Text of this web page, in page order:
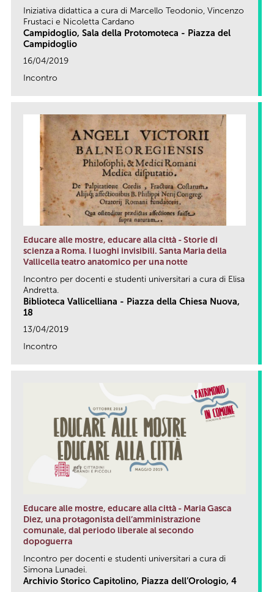
Iniziativa didattica a cura di Marcello Teodonio, Vincenzo
Frustaci e Nicoletta Cardano
Campidoglio, Sala della Protomoteca - Piazza del
Campidoglio
16/04/2019
Incontro
Educare alle mostre, educare alla città - Storie di
scienza a Roma. I luoghi invisibili. Santa Maria della
Vallicella teatro anatomico per una notte
Incontro per docenti e studenti universitari a cura di Elisa
Andretta.
Biblioteca Vallicelliana - Piazza della Chiesa Nuova,
18
13/04/2019
Incontro
Educare alle mostre, educare alla città - Maria Gasca
Diez, una protagonista dell’amministrazione
comunale, dal periodo liberale al secondo
dopoguerra
Incontro per docenti e studenti universitari a cura di
Simona Lunadei.
Archivio Storico Capitolino, Piazza dell’Orologio, 4